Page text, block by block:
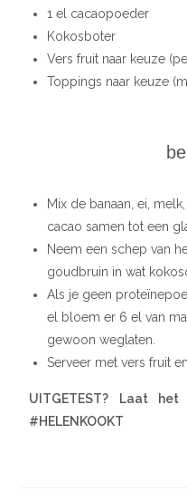
1 el cacaopoeder
Kokosboter
Vers fruit naar keuze
Toppings naar keuze
Mix de banaan, ei,
cacao samen tot een
Neem een schep van
goudbruin in wat
Als je geen
el bloem er 6 el van
gewoon weglaten.
Serveer met vers fruit
UITGETEST? Laat
#HELENKOOKT